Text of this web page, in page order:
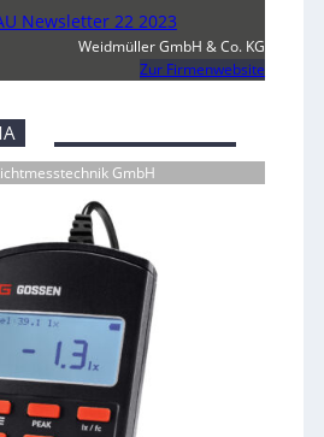
Newsletter 22 2023
Weidmüller GmbH & Co. KG
Zur Firmenwebsite
GmbH